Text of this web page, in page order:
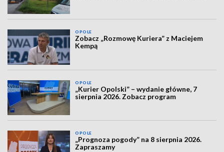
OPOLE
Zobacz „Rozmowę Kuriera” z Maciejem
Kempą
OPOLE
„Kurier Opolski” – wydanie główne, 7
sierpnia 2026. Zobacz program
OPOLE
„Prognoza pogody” na 8 sierpnia 2026.
Zapraszamy